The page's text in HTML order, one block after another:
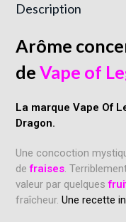
Description
Arôme
de Vape of
La marque Vape Of
Dragon.
Une concoction
defraises .
valeur par quelques
fraîcheur. Une recette